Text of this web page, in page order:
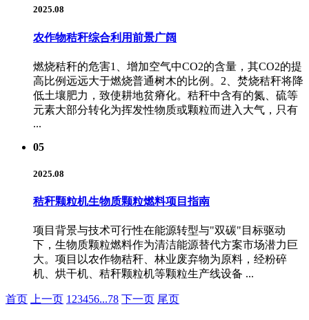
2025.08
农作物秸秆综合利用前景广阔
燃烧秸秆的危害1、增加空气中CO2的含量，其CO2的提
高比例远远大于燃烧普通树木的比例。2、焚烧秸秆将降
低土壤肥力，致使耕地贫瘠化。秸秆中含有的氮、硫等
元素大部分转化为挥发性物质或颗粒而进入大气，只有
...
05
2025.08
秸秆颗粒机生物质颗粒燃料项目指南
项目背景与技术可行性在能源转型与"双碳"目标驱动
下，生物质颗粒燃料作为清洁能源替代方案市场潜力巨
大。项目以农作物秸秆、林业废弃物为原料，经粉碎
机、烘干机、秸秆颗粒机等颗粒生产线设备 ...
首页 上一页 123456...78 下一页 尾页